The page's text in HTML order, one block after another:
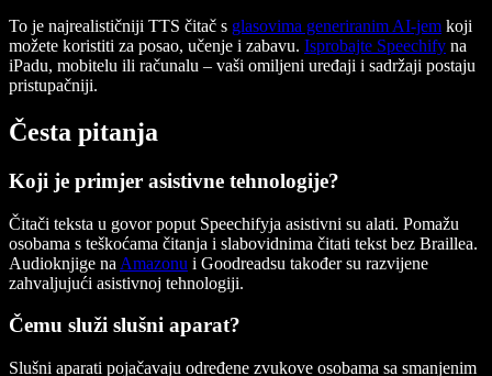
To je najrealističniji TTS čitač s glasovima generiranim AI-jem koji
možete koristiti za posao, učenje i zabavu. Isprobajte Speechify na
iPadu, mobitelu ili računalu – vaši omiljeni uređaji i sadržaji postaju
pristupačniji.
Česta pitanja
Koji je primjer asistivne tehnologije?
Čitači teksta u govor poput Speechifyja asistivni su alati. Pomažu
osobama s teškoćama čitanja i slabovidnima čitati tekst bez Braillea.
Audioknjige na Amazonu i Goodreadsu također su razvijene
zahvaljujući asistivnoj tehnologiji.
Čemu služi slušni aparat?
Slušni aparati pojačavaju određene zvukove osobama sa smanjenim